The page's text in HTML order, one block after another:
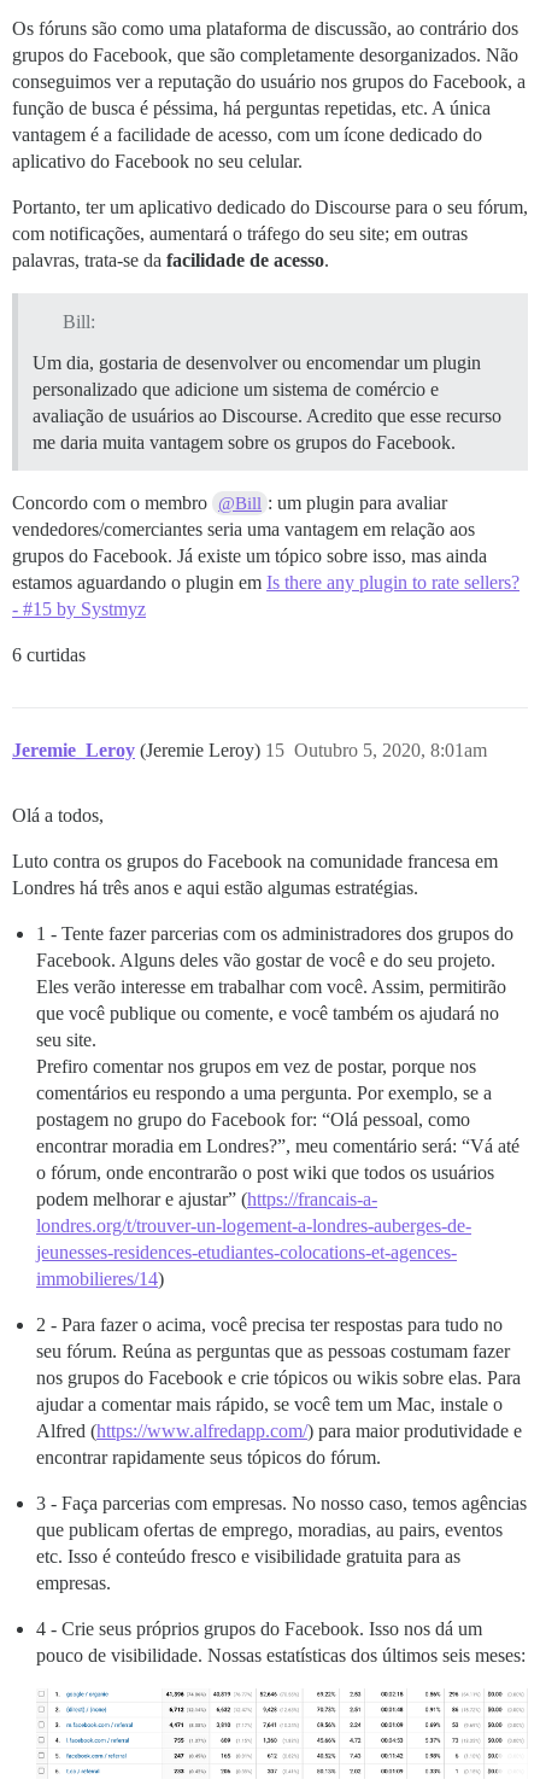
Os fóruns são como uma plataforma de discussão, ao contrário dos
grupos do Facebook, que são completamente desorganizados. Não
conseguimos ver a reputação do usuário nos grupos do Facebook, a
função de busca é péssima, há perguntas repetidas, etc. A única
vantagem é a facilidade de acesso, com um ícone dedicado do
aplicativo do Facebook no seu celular.
Portanto, ter um aplicativo dedicado do Discourse para o seu fórum,
com notificações, aumentará o tráfego do seu site; em outras
palavras, trata-se da facilidade de acesso.
Bill:
Um dia, gostaria de desenvolver ou encomendar um plugin
personalizado que adicione um sistema de comércio e
avaliação de usuários ao Discourse. Acredito que esse recurso
me daria muita vantagem sobre os grupos do Facebook.
Concordo com o membro @Bill : um plugin para avaliar
vendedores/comerciantes seria uma vantagem em relação aos
grupos do Facebook. Já existe um tópico sobre isso, mas ainda
estamos aguardando o plugin em Is there any plugin to rate sellers?
- #15 by Systmyz
6 curtidas
Jeremie_Leroy (Jeremie Leroy) Outubro 5, 2020, 8:01am
15
Olá a todos,
Luto contra os grupos do Facebook na comunidade francesa em
Londres há três anos e aqui estão algumas estratégias.
1 - Tente fazer parcerias com os administradores dos grupos do
Facebook. Alguns deles vão gostar de você e do seu projeto.
Eles verão interesse em trabalhar com você. Assim, permitirão
que você publique ou comente, e você também os ajudará no
seu site.
Prefiro comentar nos grupos em vez de postar, porque nos
comentários eu respondo a uma pergunta. Por exemplo, se a
postagem no grupo do Facebook for: “Olá pessoal, como
encontrar moradia em Londres?”, meu comentário será: “Vá até
o fórum, onde encontrarão o post wiki que todos os usuários
podem melhorar e ajustar” (https://francais-a-
londres.org/t/trouver-un-logement-a-londres-auberges-de-
jeunesses-residences-etudiantes-colocations-et-agences-
immobilieres/14)
2 - Para fazer o acima, você precisa ter respostas para tudo no
seu fórum. Reúna as perguntas que as pessoas costumam fazer
nos grupos do Facebook e crie tópicos ou wikis sobre elas. Para
ajudar a comentar mais rápido, se você tem um Mac, instale o
Alfred (https://www.alfredapp.com/) para maior produtividade e
encontrar rapidamente seus tópicos do fórum.
3 - Faça parcerias com empresas. No nosso caso, temos agências
que publicam ofertas de emprego, moradias, au pairs, eventos
etc. Isso é conteúdo fresco e visibilidade gratuita para as
empresas.
4 - Crie seus próprios grupos do Facebook. Isso nos dá um
pouco de visibilidade. Nossas estatísticas dos últimos seis meses: